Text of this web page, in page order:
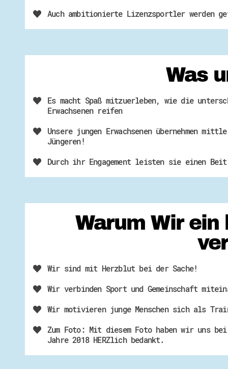
Auch ambitionierte Lizenzsportler werden
Was
Es macht Spaß mitzuerleben, wie die
Erwachsenen reifen
Unsere jungen Erwachsenen übernehmen
Jüngeren!
Durch ihr Engagement leisten sie einen
Warum Wir
Wir sind mit Herzblut bei der Sache!
Wir verbinden Sport und Gemeinschaft
Wir motivieren junge Menschen sich als
Zum Foto: Mit diesem Foto haben wir uns
Jahre 2018 HERZlich bedankt.